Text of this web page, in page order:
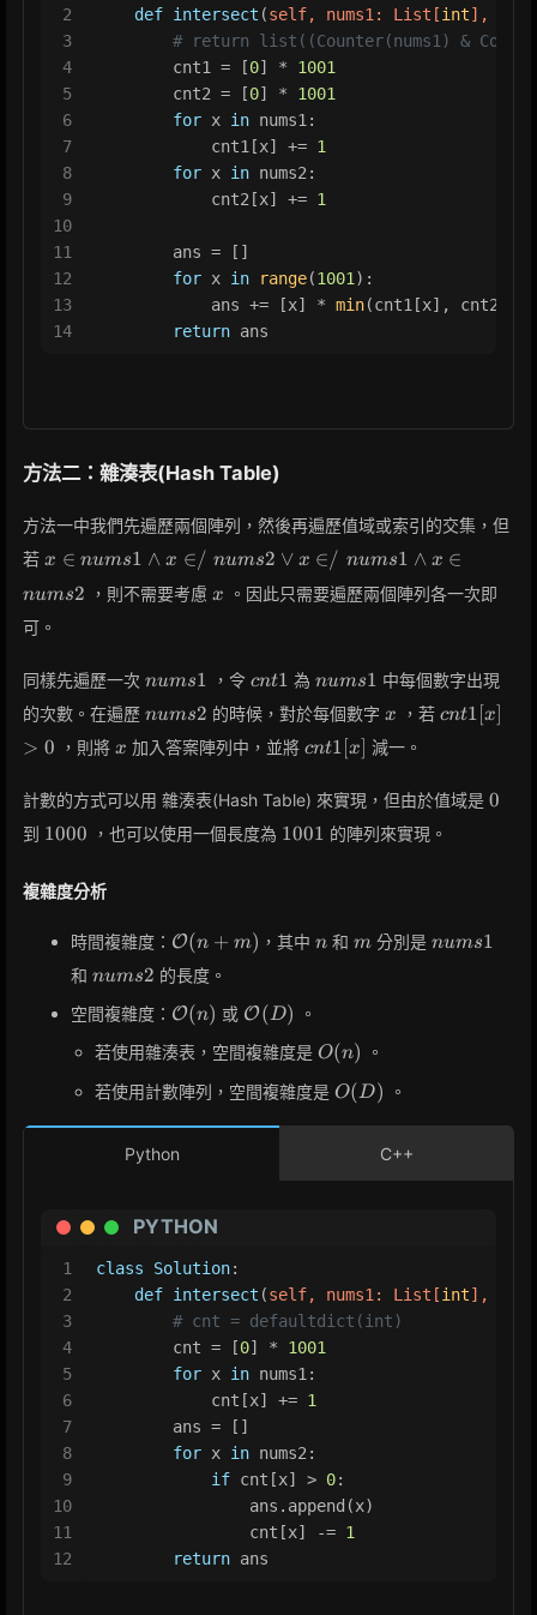
2
3
4
5
6
7
8
9
10
11
12
13
14
def intersect (self, nums1: List [int],
# return list((Counter(nums1) &
        cnt1 = [
0] * 1001
        cnt2 = [
0] * 1001
for x in nums1:
            cnt1[x] +=
1
for x in nums2:
            cnt2[x] +=
1
        ans = []
for x in range(1001):
            ans += [x] *
min(cnt1[x], cnt2[x])
return ans
方法二：雜湊表(Hash Table)
方法一中我們先遍歷兩個陣列，然後再遍歷值域或索引的交集，但
若 x \isin
\land
x
nums2
\notin
nums1
x \isin
x ∈ nums1 ∧ x ∈/ nums2 ∨ x ∈/ nums1 ∧ x ∈
nums2 ，則不需要考慮 x
x 。因此只需要遍歷兩個陣列各一次即
可。
同樣先遍歷一次 nums1
nums1 ，令 cnt1
cnt1 為 nums1
nums1 中每個數字出現
的次數。在遍歷 nums2
nums2 的時候，對於每個數字 x
x ，若 cnt1[x]
cnt1 [x]
> 0 ，則將 x
x 加入答案陣列中，並將 cnt1[x]
cnt1 [x] 減一。
計數的方式可以用 雜湊表(Hash Table) 來實現，但由於值域是 0
0
到 1000
1000 ，也可以使用一個長度為 1001
1001 的陣列來實現。
複雜度分析
時間複雜度： \mathcal{O}
(n + m)
O(n + m) ，其中 n
n和 m
m分別是 nums1
nums1
和 nums2
nums2 的長度。
空間複雜度： \mathcal{O}
O(n) 或 \mathcal{O}
O(D)
。
若使用雜湊表，空間複雜度是 O(n)
O(n)
。
若使用計數陣列，空間複雜度是 O(D)
O(D) 。
Python C++
PYTHON
1
2
3
4
5
6
7
8
9
10
11
12
class Solution:
def intersect (self, nums1: List [int],
# cnt = defaultdict(int)
        cnt = [
0] * 1001
for x in nums1:
            cnt[x] +=
1
        ans = []
for x in nums2:
if cnt[x] > 0:
                ans.append(x)
                cnt[x] -=
1
return ans